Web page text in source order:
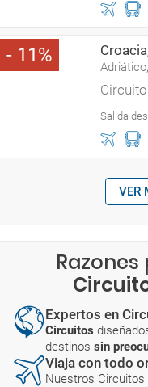
11
Salida
VER
Expertos en
Circuitos
destinos sin
Viaja con todo
Nuestros Circuitos